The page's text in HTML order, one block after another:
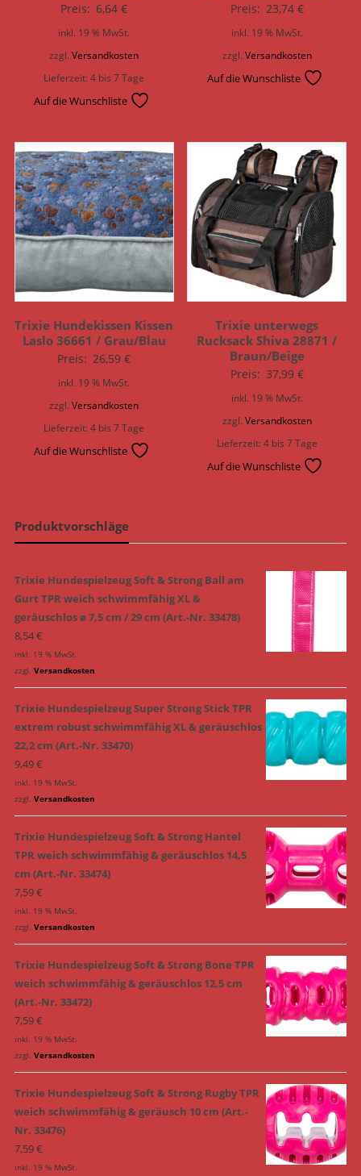
Preis: 6,64€
inkl. 19 % MwSt.
zzgl.Versandkosten
Lieferzeit:4 bis 7 Tage
Auf die Wunschliste
Preis: 23,74 €
inkl. 19 % MwSt.
zzgl.Versandkosten
Auf die Wunschliste
Trixie Hundekissen Kissen
Laslo 36661 / Grau/Blau
Preis: 26,59€
inkl. 19 % MwSt.
zzgl.Versandkosten
Lieferzeit:4 bis 7 Tage
Auf die Wunschliste
Trixie unterwegs
Rucksack Shiva 28871 /
Braun/Beige
Preis: 37,99 €
inkl. 19 % MwSt.
zzgl. Versandkosten
Lieferzeit:4 bis 7 Tage
Auf die Wunschliste
Produktvorschläge
Trixie Hundespielzeug Soft & Strong Ball am
Gurt TPR weich schwimmfähig XL &
geräuschlos ø 7,5 cm / 29 cm (Art.-Nr. 33478)
8,54€
inkl. 19 % MwSt.
zzgl. Versandkosten
Trixie Hundespielzeug Super Strong Stick TPR
extrem robust schwimmfähig XL & geräuschlos
22,2 cm (Art.-Nr. 33470)
9,49€
inkl. 19 % MwSt.
zzgl. Versandkosten
Trixie Hundespielzeug Soft & Strong Hantel
TPR weich schwimmfähig & geräuschlos 14,5
cm (Art.-Nr. 33474)
7,59€
inkl. 19 % MwSt.
zzgl. Versandkosten
Trixie Hundespielzeug Soft & Strong Bone TPR
weich schwimmfähig & geräuschlos 12,5 cm
(Art.-Nr. 33472)
7,59€
inkl. 19 % MwSt.
zzgl. Versandkosten
Trixie Hundespielzeug Soft & Strong Rugby TPR
weich schwimmfähig & geräusch 10 cm (Art.-
Nr. 33476)
7,59€
inkl. 19 % MwSt.